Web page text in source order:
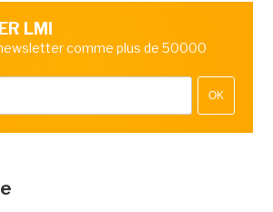
LMI
comme plus de 50000
OK